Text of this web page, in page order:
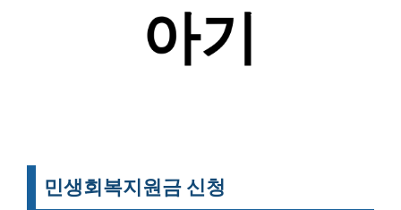
민생회복지원금 신청